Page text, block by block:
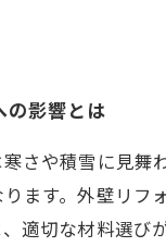
の影響とは
さや積雪に見
ます。外壁リ
適切な材料選